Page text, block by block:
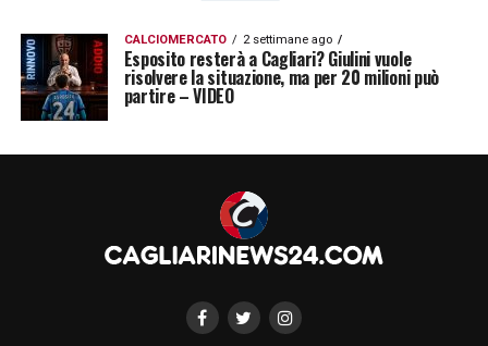
CALCIOMERCATO 2 settimane ago
Esposito resterà a Cagliari? Giulini vuole
risolvere la situazione, ma per 20 milioni può
partire – VIDEO